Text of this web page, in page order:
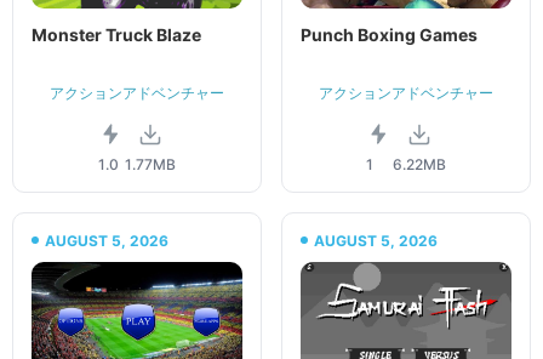
Monster Truck Blaze
アクションアドベンチャー
1.0 1.77MB
Punch Boxing Games
アクションアドベンチャー
1 6.22MB
AUGUST 5, 2026 AUGUST 5, 2026